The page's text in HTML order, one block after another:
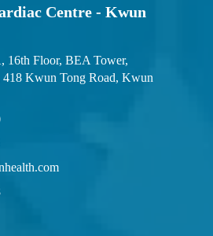
Centre - Kwun
16th Floor, BEA Tower,
Kwun Tong Road, Kwun